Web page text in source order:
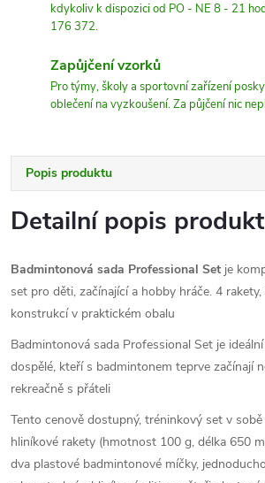
kdykoliv k dispozici od PO - NE 8 - 21
176 372.
Zapůjčení vzorků
Pro týmy, školy a sportovní zařízení
oblečení na vyzkoušení. Za půjčení nic
Popis produktu
Detailní popis
Badmintonová sada Professional Set je
set pro děti, začínající a hobby hráče. 4
konstrukcí v praktickém obalu
Badmintonová sada Professional Set je
dospělé, kteří s badmintonem teprve začínají
rekreačně s přáteli
Tento cenově dostupný, tréninkový set v
hliníkové rakety (hmotnost 100 g, délka 650
dva plastové badmintonové míčky,